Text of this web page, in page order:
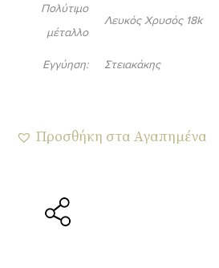
Πολύτιμο
μέταλλο
Λευκός Χρυσός 18k
Εγγύηση: Στειακάκης
Προσθήκη στα Αγαπημένα